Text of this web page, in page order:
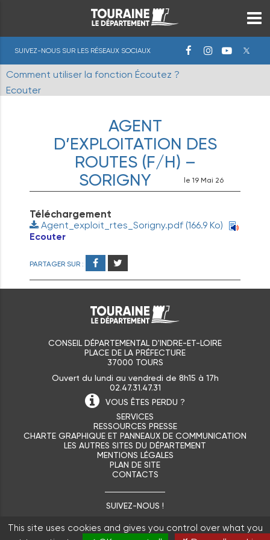
SUIVEZ-NOUS SUR LES RÉSEAUX SOCIAUX
Comment utiliser la fonction Écoutez ?
Ecouter
AGENT
D’EXPLOITATION DES
ROUTES (F/H) –
SORIGNY
le 19 Mai 26
Téléchargement
Agent_exploit_rtes_Sorigny.pdf (166.9 Ko)
Ecouter
PARTAGER SUR :
CONSEIL DÉPARTEMENTAL D'INDRE-ET-LOIRE
PLACE DE LA PRÉFECTURE
37000 TOURS
Ouvert du lundi au vendredi de 8h15 à 17h
02.47.31.47.31
VOUS ÊTES PERDU ?
SERVICES
RESSOURCES PRESSE
CHARTE GRAPHIQUE ET PANNEAUX DE COMMUNICATION
LES AUTRES SITES DU DÉPARTEMENT
MENTIONS LÉGALES
PLAN DE SITE
CONTACTS
SUIVEZ-NOUS !
This site uses cookies and gives you control over what you